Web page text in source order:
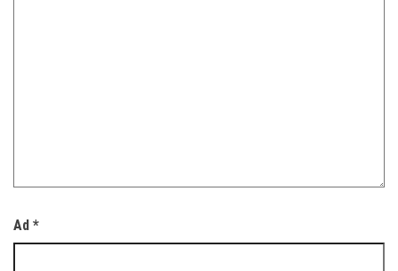
Ad *